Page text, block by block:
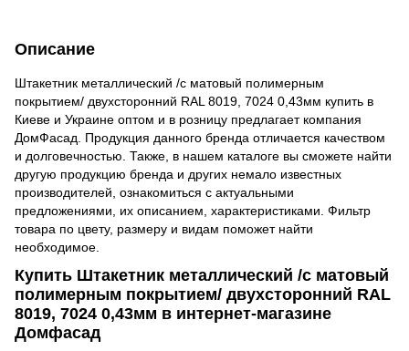
Описание
Штакетник металлический /с матовый полимерным
покрытием/ двухсторонний RAL 8019, 7024 0,43мм купить в
Киеве и Украине оптом и в розницу предлагает компания
ДомФасад. Продукция данного бренда отличается качеством
и долговечностью. Также, в нашем каталоге вы сможете найти
другую продукцию бренда и других немало известных
производителей, ознакомиться с актуальными
предложениями, их описанием, характеристиками. Фильтр
товара по цвету, размеру и видам поможет найти
необходимое.
Купить Штакетник металлический /с матовый
полимерным покрытием/ двухсторонний RAL
8019, 7024 0,43мм в интернет-магазине
Домфасад